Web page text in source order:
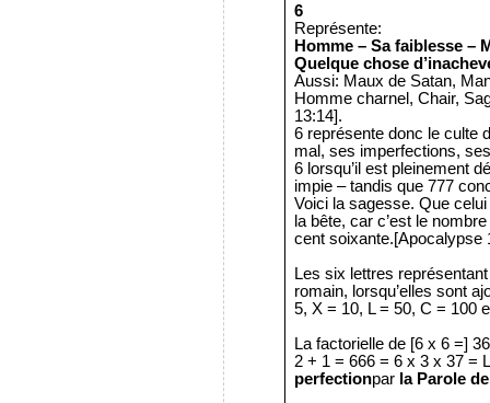
6
Représente:
Homme – Sa faiblesse –
Quelque chose
Aussi: Maux de Satan,
Homme charnel, Chair,
13:14].
6 représente donc le culte
mal, ses imperfections,
6 lorsqu’il est pleinement
impie – tandis que 777
Voici la sagesse. Que
la bête, car c’est le
cent soixante.[Apocalypse
Les six lettres
romain, lorsqu’elles sont
5, X = 10, L = 50, C = 100
La factorielle de [6 x 6 =]
2 + 1 = 666 = 6 x 3 x 37 =
perfectionpar la Parole